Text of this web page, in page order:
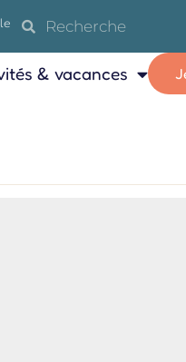
& vacances